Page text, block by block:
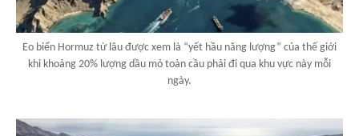
Eo biển Hormuz từ lâu được xem là “yết hầu năng lượng” của thế giới
khi khoảng 20% lượng dầu mỏ toàn cầu phải đi qua khu vực này mỗi
ngày.